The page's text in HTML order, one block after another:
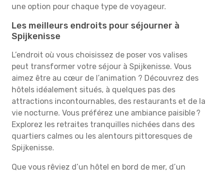
une option pour chaque type de voyageur.
Les meilleurs endroits pour séjourner à
Spijkenisse
L’endroit où vous choisissez de poser vos valises
peut transformer votre séjour à Spijkenisse. Vous
aimez être au cœur de l’animation ? Découvrez des
hôtels idéalement situés, à quelques pas des
attractions incontournables, des restaurants et de la
vie nocturne. Vous préférez une ambiance paisible ?
Explorez les retraites tranquilles nichées dans des
quartiers calmes ou les alentours pittoresques de
Spijkenisse.
Que vous rêviez d’un hôtel en bord de mer, d’un